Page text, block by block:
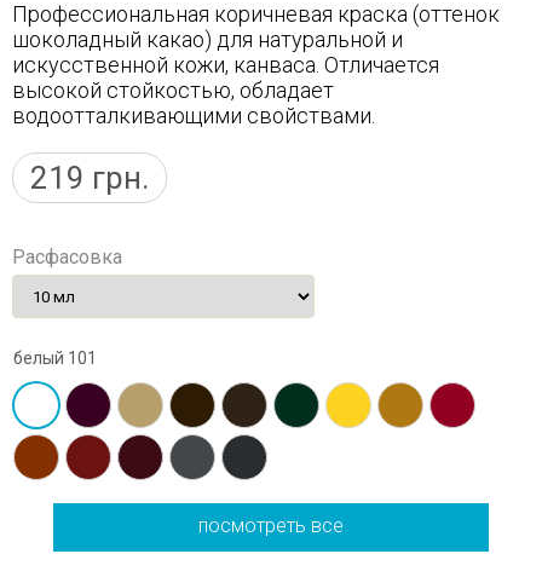
Профессиональная коричневая краска (оттенок
шоколадный какао) для натуральной и
искусственной кожи, канваса. Отличается
высокой стойкостью, обладает
водоотталкивающими свойствами.
219 грн.
Расфасовка
белый 101
посмотреть все